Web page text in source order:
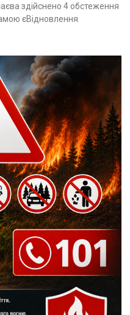
здійснено 4 обстеження
єВідновлення